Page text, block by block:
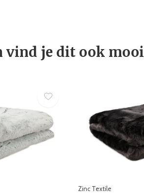
vind je dit ook mooi
Zinc Textile